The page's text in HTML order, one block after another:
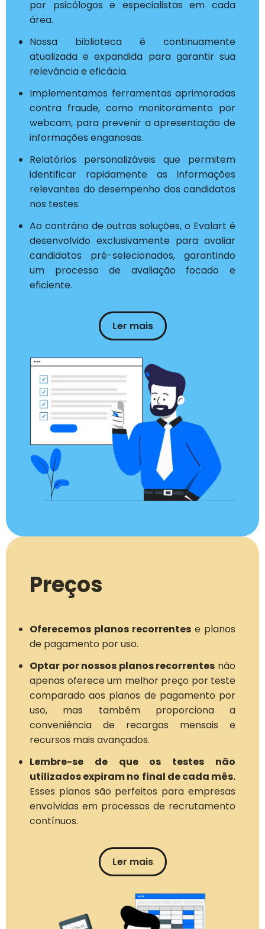
por psicólogos e especialistas em cada
área.
Nossa biblioteca é continuamente
atualizada e expandida para garantir sua
relevância e eficácia.
Implementamos ferramentas aprimoradas
contra fraude, como monitoramento por
webcam, para prevenir a apresentação de
informações enganosas.
Relatórios personalizáveis que permitem
identificar rapidamente as informações
relevantes do desempenho dos candidatos
nos testes.
Ao contrário de outras soluções, o Evalart é
desenvolvido exclusivamente para avaliar
candidatos pré-selecionados, garantindo
um processo de avaliação focado e
eficiente.
Ler mais
Preços
Oferecemos planos recorrentes e planos
de pagamento por uso.
Optar por nossos planos recorrentes não
apenas oferece um melhor preço por teste
comparado aos planos de pagamento por
uso, mas também proporciona a
conveniência de recargas mensais e
recursos mais avançados.
Lembre-se de que os testes não
utilizados expiram no final de cada mês.
Esses planos são perfeitos para empresas
envolvidas em processos de recrutamento
contínuos.
Ler mais